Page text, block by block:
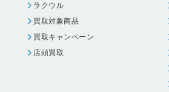
ラクウル
買取対象商品
買取キャンペーン
店頭買取